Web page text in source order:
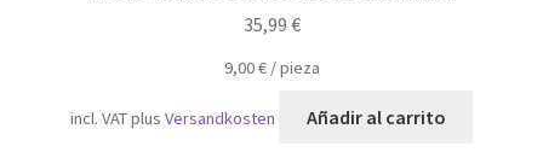
35,99 €
9,00€/pieza
incl. VATplus Versandkosten Añadir al carrito